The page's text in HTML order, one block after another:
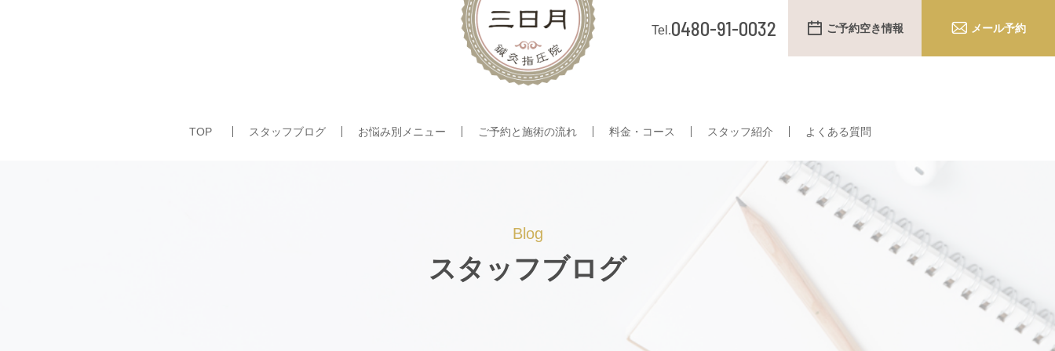
TOP スタッフブログ お悩み別メニュー ご予約と施術の流れ 料金・コース スタッフ紹介 よくある質問
0480-91-0032 ご予約空き情報 メール予約
Blog
スタッフブログ